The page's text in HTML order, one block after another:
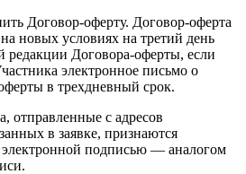
Договор-оферту. Договор-оферта
новых условиях на третий день
редакции Договора-оферты, если
электронное письмо о
в трехдневный срок.
отправленные с адресов
в заявке, признаются
подписью — аналогом